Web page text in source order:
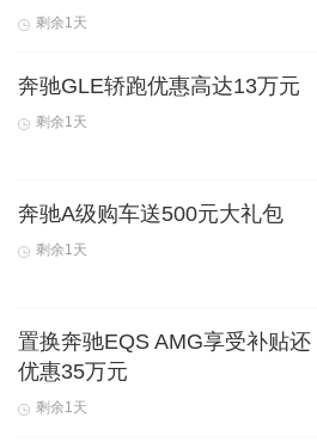
剩余1天
奔驰GLE轿跑优惠高达13万元
剩余1天
奔驰A级购车送500元大礼包
剩余1天
置换奔驰EQS AMG享受补贴还
优惠35万元
剩余1天